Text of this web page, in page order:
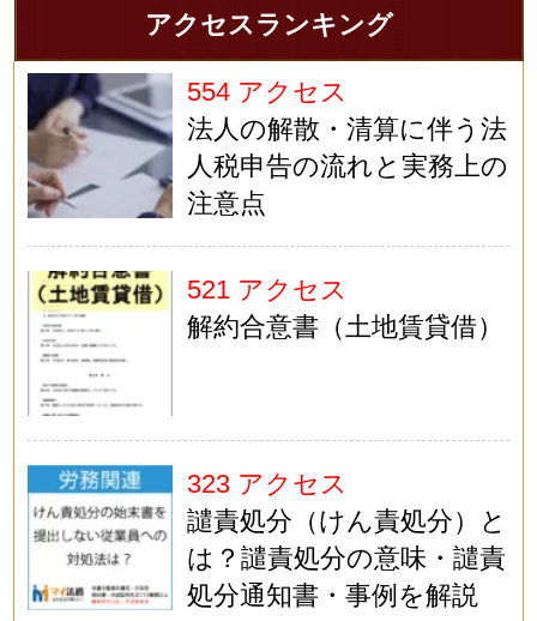
アクセスランキング
554 アクセス
法人の解散・清算に伴う法
人税申告の流れと実務上の
注意点
521 アクセス
解約合意書（土地賃貸借）
323 アクセス
譴責処分（けん責処分）と
は？譴責処分の意味・譴責
処分通知書・事例を解説